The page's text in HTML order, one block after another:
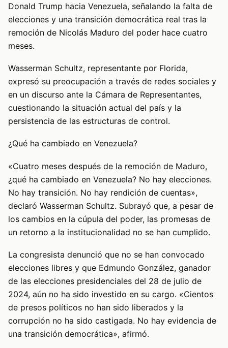
Donald Trump hacia Venezuela, señalando la falta de
elecciones y una transición democrática real tras la
remoción de Nicolás Maduro del poder hace cuatro
meses.
Wasserman Schultz, representante por Florida,
expresó su preocupación a través de redes sociales y
en un discurso ante la Cámara de Representantes,
cuestionando la situación actual del país y la
persistencia de las estructuras de control.
¿Qué ha cambiado en Venezuela?
«Cuatro meses después de la remoción de Maduro,
¿qué ha cambiado en Venezuela? No hay elecciones.
No hay transición. No hay rendición de cuentas»,
declaró Wasserman Schultz. Subrayó que, a pesar de
los cambios en la cúpula del poder, las promesas de
un retorno a la institucionalidad no se han cumplido.
La congresista denunció que no se han convocado
elecciones libres y que Edmundo González, ganador
de las elecciones presidenciales del 28 de julio de
2024, aún no ha sido investido en su cargo. «Cientos
de presos políticos no han sido liberados y la
corrupción no ha sido castigada. No hay evidencia de
una transición democrática», afirmó.